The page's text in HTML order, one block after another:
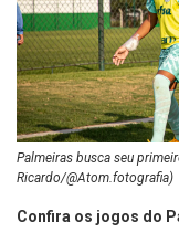
Palmeiras busca seu
Ricardo/@Atom.fotografia)
Confira os jogos do